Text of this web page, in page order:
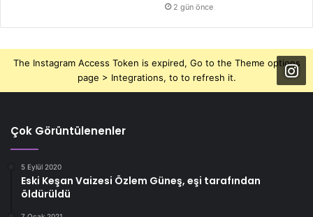
2 gün önce
The Instagram Access Token is expired, Go to the Theme options
page > Integrations, to to refresh it.
Çok Görüntülenenler
5 Eylül 2020
Eski Keşan Vaizesi Özlem Güneş, eşi tarafından
öldürüldü